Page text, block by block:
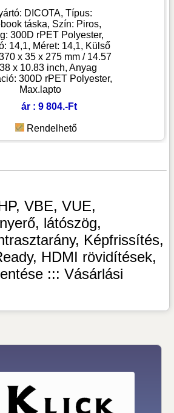
DICOTA, Típus:
táska, Szín: Piros,
300D rPET Polyester,
14,1, Méret: 14,1, Külső
x 35 x 275 mm / 14.57
x 10.83 inch, Anyag
300D rPET Polyester,
Max.lapto
ár : 9 804.-Ft
Rendelhető
VBE, VUE,
látószög,
Képfrissítés,
HDMI rövidítések,
::: Vásárlási